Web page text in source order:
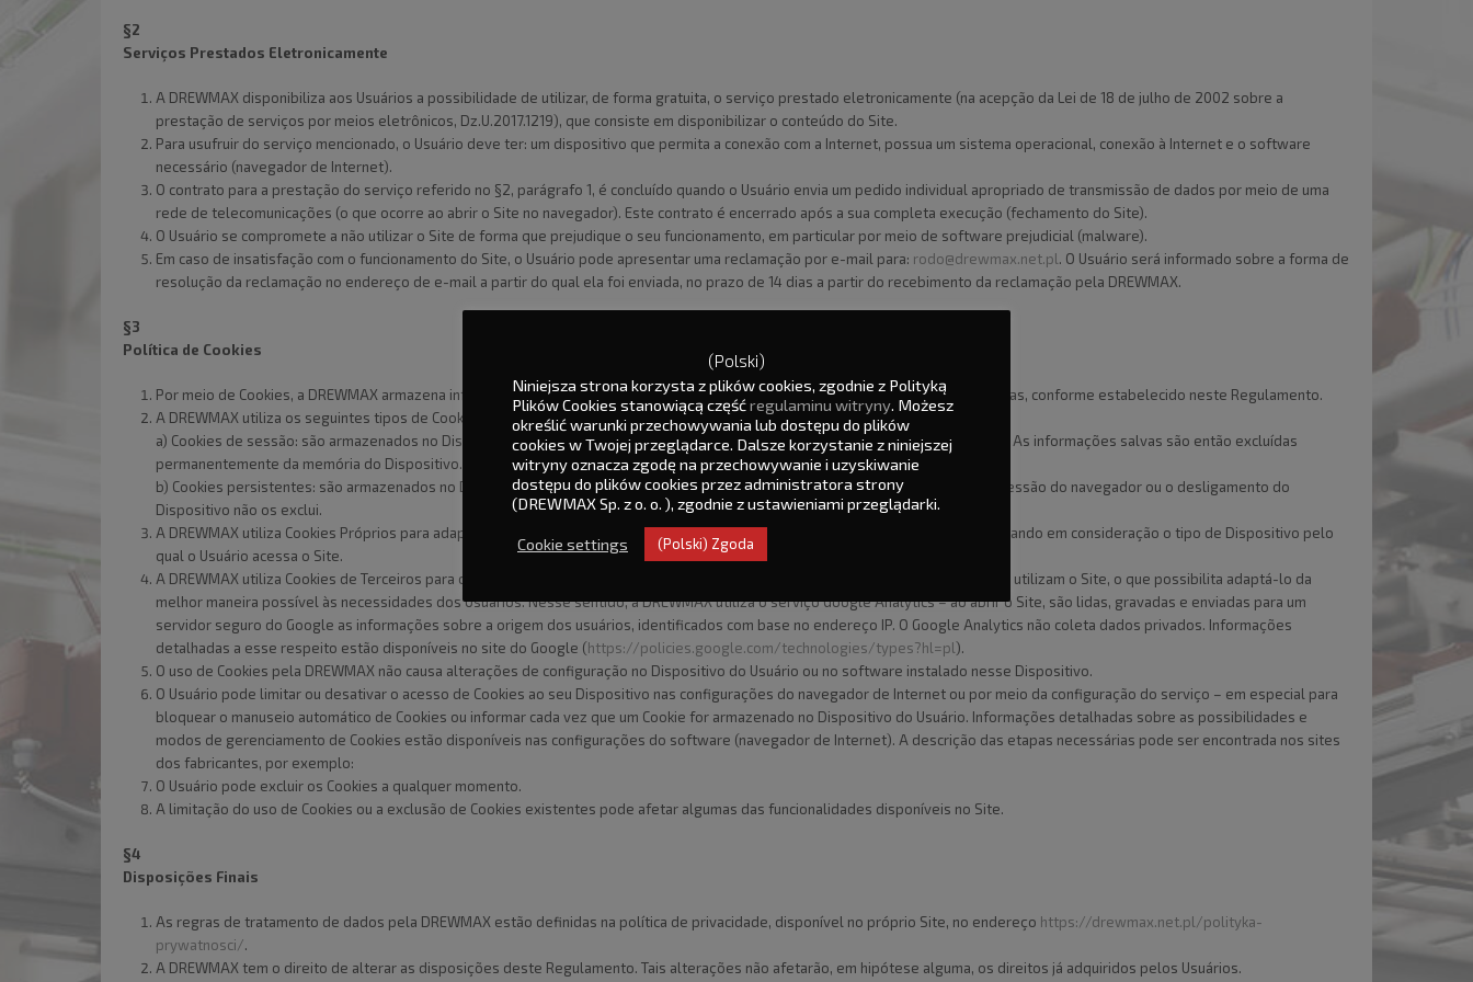
§2
Serviços Prestados Eletronicamente
A DREWMAX disponibiliza aos Usuários a possibilidade de utilizar, de forma gratuita, o serviço prestado eletronicamente (na acepção da Lei de 18 de julho de 2002 sobre a
prestação de serviços por meios eletrônicos, Dz.U.2017.1219), que consiste em disponibilizar o conteúdo do Site.
Para usufruir do serviço mencionado, o Usuário deve ter: um dispositivo que permita a conexão com a Internet, possua um sistema operacional, conexão à Internet e o software
necessário (navegador de Internet).
O contrato para a prestação do serviço referido no §2, parágrafo 1, é concluído quando o Usuário envia um pedido individual apropriado de transmissão de dados por meio de uma
rede de telecomunicações (o que ocorre ao abrir o Site no navegador). Este contrato é encerrado após a sua completa execução (fechamento do Site).
O Usuário se compromete a não utilizar o Site de forma que prejudique o seu funcionamento, em particular por meio de software prejudicial (malware).
Em caso de insatisfação com o funcionamento do Site, o Usuário pode apresentar uma reclamação por e-mail para: rodo@drewmax.net.pl. O Usuário será informado sobre a forma de
resolução da reclamação no endereço de e-mail a partir do qual ela foi enviada, no prazo de 14 dias a partir do recebimento da reclamação pela DREWMAX.
§3
Política de Cookies
Por meio de Cookies, a DREWMAX armazena informações no Dispositivo do Usuário ou obtém acesso a informações já armazenadas, conforme estabelecido neste Regulamento.
A DREWMAX utiliza os seguintes tipos de Cookies:
a) Cookies de sessão: são armazenados no Dispositivo do Usuário e permanecem lá até o encerramento da sessão do navegador. As informações salvas são então excluídas
permanentemente da memória do Dispositivo.
b) Cookies persistentes: são armazenados no Dispositivo do Usuário e permanecem lá até serem excluídos. O encerramento da sessão do navegador ou o desligamento do
Dispositivo não os exclui.
A DREWMAX utiliza Cookies Próprios para adaptar o conteúdo do Site às preferências e necessidades do Usuário, em especial levando em consideração o tipo de Dispositivo pelo
qual o Usuário acessa o Site.
A DREWMAX utiliza Cookies de Terceiros para criar estatísticas e análises agregadas, visando monitorar a forma como os Usuários utilizam o Site, o que possibilita adaptá-lo da
melhor maneira possível às necessidades dos Usuários. Nesse sentido, a DREWMAX utiliza o serviço Google Analytics – ao abrir o Site, são lidas, gravadas e enviadas para um
servidor seguro do Google as informações sobre a origem dos usuários, identificados com base no endereço IP. O Google Analytics não coleta dados privados. Informações
detalhadas a esse respeito estão disponíveis no site do Google (https://policies.google.com/technologies/types?hl=pl).
O uso de Cookies pela DREWMAX não causa alterações de configuração no Dispositivo do Usuário ou no software instalado nesse Dispositivo.
O Usuário pode limitar ou desativar o acesso de Cookies ao seu Dispositivo nas configurações do navegador de Internet ou por meio da configuração do serviço – em especial para
bloquear o manuseio automático de Cookies ou informar cada vez que um Cookie for armazenado no Dispositivo do Usuário. Informações detalhadas sobre as possibilidades e
modos de gerenciamento de Cookies estão disponíveis nas configurações do software (navegador de Internet). A descrição das etapas necessárias pode ser encontrada nos sites
dos fabricantes, por exemplo:
O Usuário pode excluir os Cookies a qualquer momento.
A limitação do uso de Cookies ou a exclusão de Cookies existentes pode afetar algumas das funcionalidades disponíveis no Site.
§4
Disposições Finais
As regras de tratamento de dados pela DREWMAX estão definidas na política de privacidade, disponível no próprio Site, no endereço https://drewmax.net.pl/polityka-
prywatnosci/.
A DREWMAX tem o direito de alterar as disposições deste Regulamento. Tais alterações não afetarão, em hipótese alguma, os direitos já adquiridos pelos Usuários.
(Polski)
Niniejsza strona korzysta z plików cookies, zgodnie z Polityką
Plików Cookies stanowiącą częśćregulaminu witryny. Możesz
określić warunki przechowywania lub dostępu do plików
cookies w Twojej przeglądarce. Dalsze korzystanie z niniejszej
witryny oznacza zgodę na przechowywanie i uzyskiwanie
dostępu do plików cookies przez administratora strony
(DREWMAX Sp. z o. o. ), zgodnie z ustawieniami przeglądarki.
Cookie settings (Polski) Zgoda